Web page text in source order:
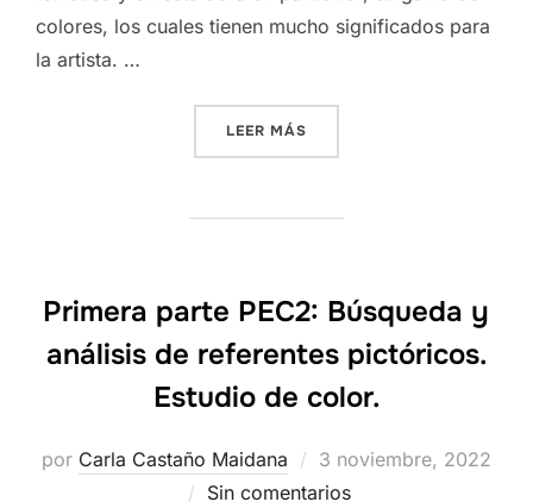
colores, los cuales tienen mucho significados para
la artista. …
LEER MÁS
Primera parte PEC2: Búsqueda y
análisis de referentes pictóricos.
Estudio de color.
por Carla Castaño Maidana
Publicado
el
3 noviembre, 2022
Sin comentarios